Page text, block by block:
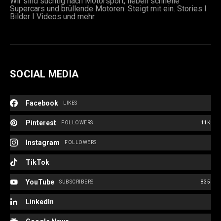
werden
Supercars und brüllende Motoren. Steigt mit ein. Stories I
Bilder I Videos und mehr.
SOCIAL MEDIA
Facebook LIKES
Pinterest 11K
FOLLOWERS
Instagram FOLLOWERS
TikTok
YouTube 835
SUBSCRIBERS
LinkedIn